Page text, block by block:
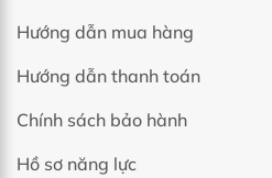
Hướng dẫn mua hàng
Hướng dẫn thanh toán
Chính sách bảo hành
Hồ sơ năng lực